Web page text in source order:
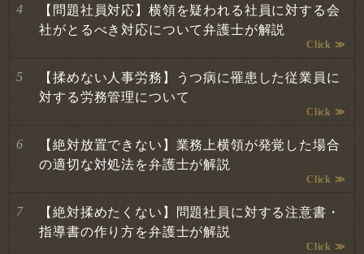
【問題社員対応】横領を疑われる社員に対する会
社がとるべき対応について弁護士が解説
【揉めない人事労務】うつ病に罹患した従業員に
対する労務管理について
【絶対放置できない】業務上横領が発覚した場合
の適切な対処法を弁護士が解説
【絶対揉めたくない】問題社員に対する注意書・
指導書の作り方を弁護士が解説